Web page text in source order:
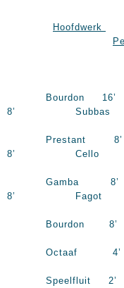
Hoofdwerk
Bourdon
8’ Subbas
8’ Cello
Gamba
8’ Fagot
Bourdon
Octaaf